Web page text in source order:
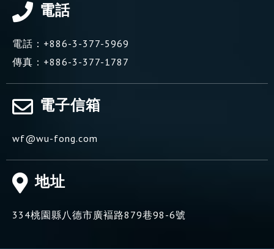
電話
電話： +886-3-377-5969
傳真： +886-3-377-1787
電子信箱
wf@wu-fong.com
地址
334桃園縣八德市廣褔路879巷98-6號